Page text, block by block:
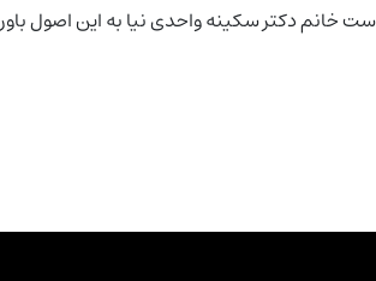
خانم دکتر سکینه واحدی نیا به این اصول